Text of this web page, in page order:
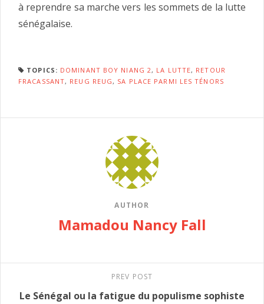
à reprendre sa marche vers les sommets de la lutte
sénégalaise.
TOPICS: DOMINANT BOY NIANG 2, LA LUTTE, RETOUR
FRACASSANT, REUG REUG, SA PLACE PARMI LES TÉNORS
AUTHOR
Mamadou Nancy Fall
PREV POST
Le Sénégal ou la fatigue du populisme sophiste